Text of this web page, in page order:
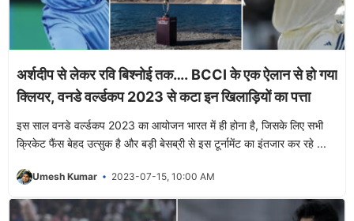
अर्शदीप से लेकर रवि बिश्नोई तक…. BCCI के एक ऐलान से हो गया
क्लियर, वनडे वर्ल्डकप 2023 से कटा इन खिलाड़ियों का पत्ता
इस साल वनडे वर्ल्डकप 2023 का आयोजन भारत में ही होना है, जिसके लिए सभी
क्रिकेट फैंस बेहद उत्सुक है और बड़ी बेसब्री से इस टूर्नामेंट का इंतजार कर रहे ...
Umesh Kumar 2023-07-15, 10:00 AM